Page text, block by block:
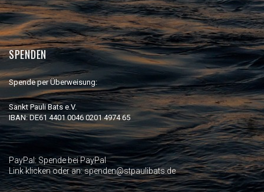
SPENDEN
Spende per Überweisung:
Sankt Pauli Bats e.V.
IBAN: DE61 4401 0046 0201 4974 65
PayPal: Spende bei PayPal
Link klicken oder an: spenden@stpaulibats.de